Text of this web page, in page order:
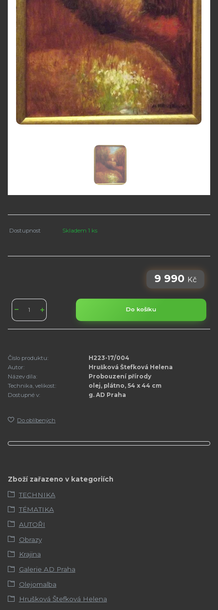
Dostupnost Skladem 1 ks
9 990 Kč
Do košíku
Číslo produktu:
H223-17/004
Autor:
Hrušková Štefková Helena
Název díla:
Probouzení přírody
Technika, velikost:
olej, plátno, 54 x 44 cm
Dostupné v:
g. AD Praha
Do oblíbených
Zboží zařazeno v kategoriích
TECHNIKA
TÉMATIKA
AUTOŘI
Obrazy
Krajina
Galerie AD Praha
Olejomalba
Hrušková Štefková Helena